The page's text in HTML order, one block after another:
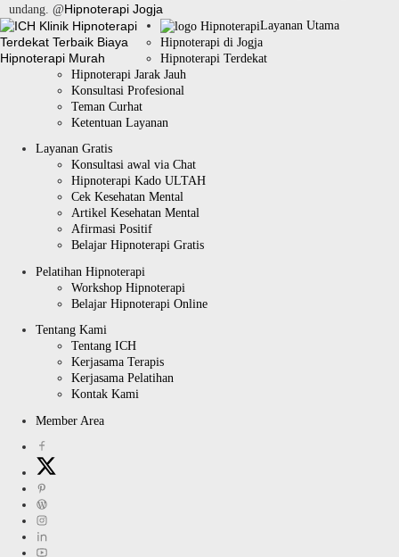
undang. @Hipnoterapi Jogja
Layanan Utama
Hipnoterapi di Jogja
Hipnoterapi Terdekat
Hipnoterapi Jarak Jauh
Konsultasi Profesional
Teman Curhat
Ketentuan Layanan
Layanan Gratis
Konsultasi awal via Chat
Hipnoterapi Kado ULTAH
Cek Kesehatan Mental
Artikel Kesehatan Mental
Afirmasi Positif
Belajar Hipnoterapi Gratis
Pelatihan Hipnoterapi
Workshop Hipnoterapi
Belajar Hipnoterapi Online
Tentang Kami
Tentang ICH
Kerjasama Terapis
Kerjasama Pelatihan
Kontak Kami
Member Area